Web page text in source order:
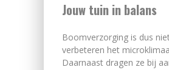
Jouw tuin in balans
Boomverzorging is dus
verbeteren het
Daarnaast dragen ze bij